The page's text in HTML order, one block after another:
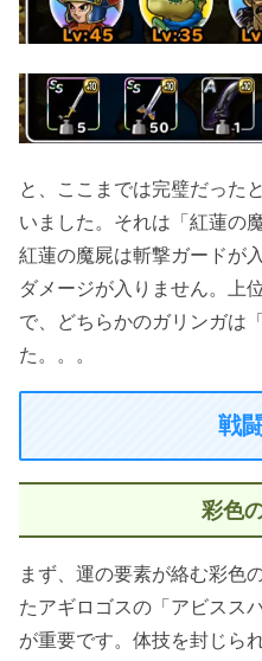
と、ここまでは完璧だった
いました。それは「紅蓮の
紅蓮の魔屍は斬撃ガードが
ダメージが入りません。上
で、どちらかのガリンガは
た。。。
戦
彩色
まず、運の要素が絡む彩色
たアギロゴスの「アビスス
が重要です。体技を封じら